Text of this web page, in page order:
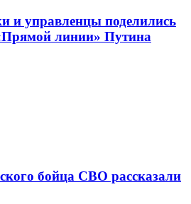
и управленцы поделились
линии» Путина
бойца СВО рассказали